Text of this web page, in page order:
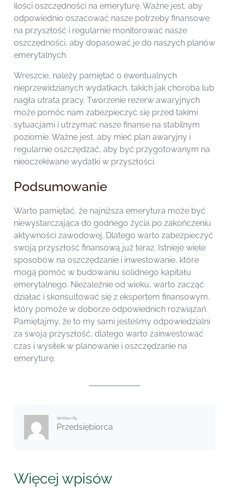
ilości oszczędności na emeryturę. Ważne jest, aby
odpowiednio oszacować nasze potrzeby finansowe
na przyszłość i regularnie monitorować nasze
oszczędności, aby dopasować je do naszych planów
emerytalnych.
Wreszcie, należy pamiętać o ewentualnych
nieprzewidzianych wydatkach, takich jak choroba lub
nagła utrata pracy. Tworzenie rezerw awaryjnych
może pomóc nam zabezpieczyć się przed takimi
sytuacjami i utrzymać nasze finanse na stabilnym
poziomie. Ważne jest, aby mieć plan awaryjny i
regularnie oszczędzać, aby być przygotowanym na
nieoczekiwane wydatki w przyszłości.
Podsumowanie
Warto pamiętać, że najniższa emerytura może być
niewystarczająca do godnego życia po zakończeniu
aktywności zawodowej. Dlatego warto zabezpieczyć
swoją przyszłość finansową już teraz. Istnieje wiele
sposobów na oszczędzanie i inwestowanie, które
mogą pomóc w budowaniu solidnego kapitału
emerytalnego. Niezależnie od wieku, warto zacząć
działać i skonsultować się z ekspertem finansowym,
który pomoże w doborze odpowiednich rozwiązań.
Pamiętajmy, że to my sami jesteśmy odpowiedzialni
za swoją przyszłość, dlatego warto zainwestować
czas i wysiłek w planowanie i oszczędzanie na
emeryturę.
Written By
Przedsiębiorca
Więcej wpisów